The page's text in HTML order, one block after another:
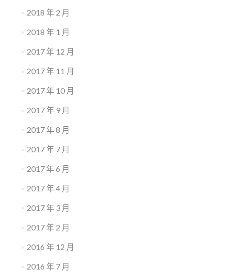
2018 年 2 月
2018 年 1 月
2017 年 12 月
2017 年 11 月
2017 年 10 月
2017 年 9 月
2017 年 8 月
2017 年 7 月
2017 年 6 月
2017 年 4 月
2017 年 3 月
2017 年 2 月
2016 年 12 月
2016 年 7 月